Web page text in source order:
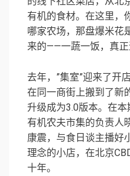
有机的食材。在这里，
哪家农场，那盘爆米花
来的——一蔬一饭，真正
去年，”集室”迎来了开
在同一商街上搬到了新
升级成为3.0版本。在
有机农夫市集的负责人
康震，与食日谈主播好
理念的小店，在北京
十年。